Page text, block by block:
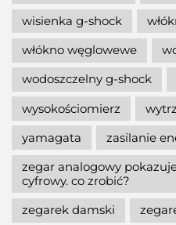
wisienka g-shock
włókno węglowewe
wodoszczelny g-shock
wysokościomierz
yamagata
zasilanie
zegar analogowy
cyfrowy. co zrobić?
zegarek damski